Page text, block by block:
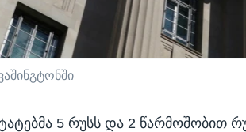
5 რუსს და 2 წარმოშობით